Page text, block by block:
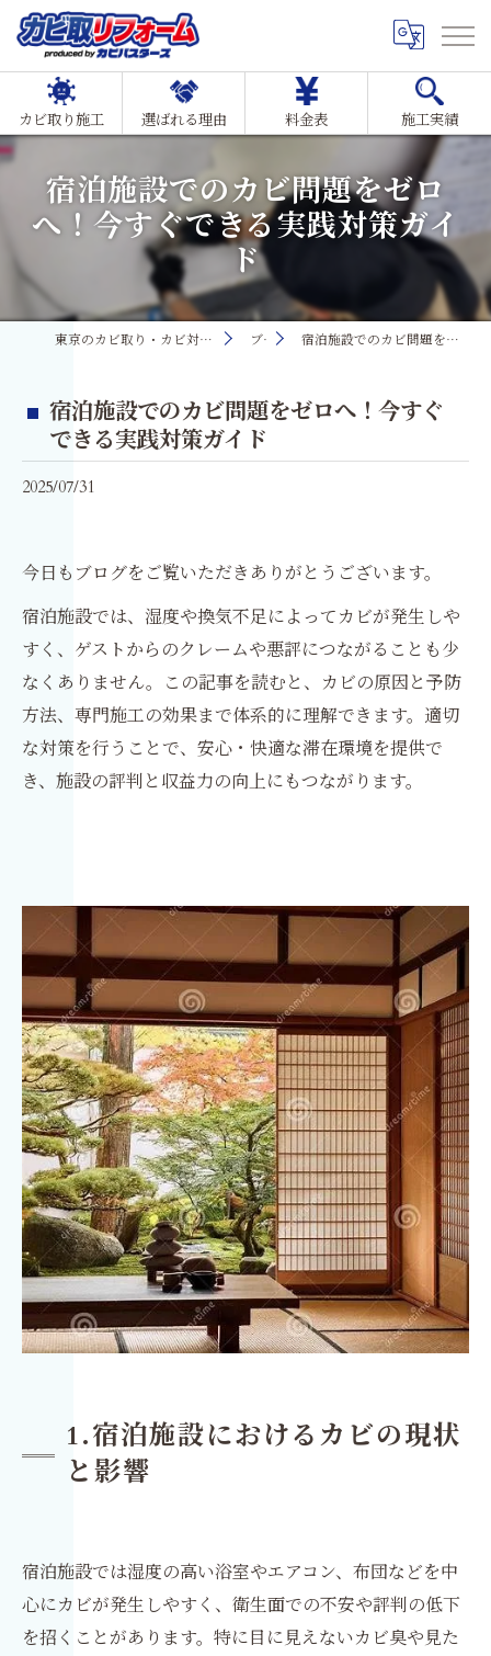
カビ取り施工 選ばれる理由 料金表 施工実績
宿泊施設でのカビ問題をゼロ
へ！今すぐできる実践対策ガイ
ド
東京のカビ取り・カビ対策ならMIST工法®カビ取リフォーム ブログ 宿泊施設でのカビ問題をゼロへ！今すぐできる実践対策ガイド
宿泊施設でのカビ問題をゼロへ！今すぐ
できる実践対策ガイド
2025/07/31
今日もブログをご覧いただきありがとうございます。
宿泊施設では、湿度や換気不足によってカビが発生しや
すく、ゲストからのクレームや悪評につながることも少
なくありません。この記事を読むと、カビの原因と予防
方法、専門施工の効果まで体系的に理解できます。適切
な対策を行うことで、安心・快適な滞在環境を提供で
き、施設の評判と収益力の向上にもつながります。
1.宿泊施設におけるカビの現状
と影響
宿泊施設では湿度の高い浴室やエアコン、布団などを中
心にカビが発生しやすく、衛生面での不安や評判の低下
を招くことがあります。特に目に見えないカビ臭や見た